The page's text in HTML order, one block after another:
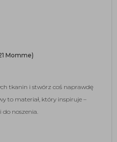
Momme)
tkanin i stwórz coś naprawdę
to materiał, który inspiruje –
noszenia.